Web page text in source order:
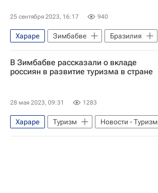
25 сентября 2023, 16:17 940
Хараре Зимбабве
Бразилия
Новый банк развития
БРИКС
В мире
В Зимбабве рассказали о вкладе
россиян в развитие туризма в стране
28 мая 2023, 09:31 1283
Хараре Туризм
Новости - Туризм
Зимбабве
Россия